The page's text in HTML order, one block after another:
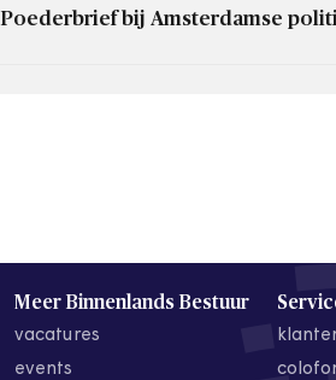
Poederbrief bij Amsterdamse
Meer Binnenlands Bestuur
vacatures
events